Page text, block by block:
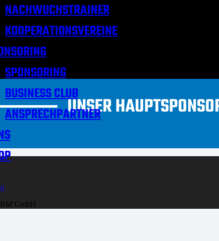
NACHWUCHSTRAINER
KOOPERATIONSVEREINE
SPONSORING
BUSINESS CLUB
ANSPRECHPARTNER
UNSER
GmbH